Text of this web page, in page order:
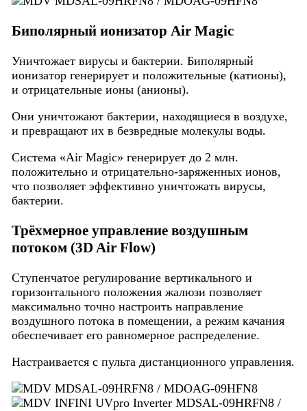
Биполярный ионизатор Air Magic
Уничтожает вирусы и бактерии. Биполярный
ионизатор генерирует и положительные (катионы),
и отрицательные ионы (анионы).
Они уничтожают бактерии, находящиеся в воздухе,
и превращают их в безвредные молекулы воды.
Система «Air Magic» генерирует до 2 млн.
положительно и отрицательно-заряженных ионов,
что позволяет эффективно уничтожать вирусы,
бактерии.
Трёхмерное управление воздушным
потоком (3D Air Flow)
Ступенчатое регулирование вертикального и
горизонтального положения жалюзи позволяет
максимально точно настроить направление
воздушного потока в помещении, а режим качания
обеспечивает его равномерное распределение.
Настраивается с пульта дистанционного управления.